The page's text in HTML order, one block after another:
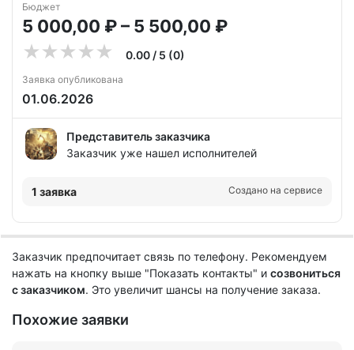
Бюджет
5 000,00 ₽ – 5 500,00 ₽
0.00 / 5 (0)
Заявка опубликована
01.06.2026
Представитель заказчика
Заказчик уже нашел исполнителей
1 заявка Создано на сервисе
Заказчик предпочитает связь по телефону. Рекомендуем
нажать на кнопку выше "Показать контакты" и созвониться
с заказчиком. Это увеличит шансы на получение заказа.
Похожие заявки